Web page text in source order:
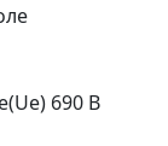
690 В